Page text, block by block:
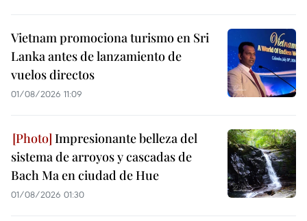
Vietnam promociona turismo en Sri
Lanka antes de lanzamiento de
vuelos directos
01/08/2026 11:09
Impresionante belleza del
sistema de arroyos y cascadas de
Bach Ma en ciudad de Hue
01/08/2026 01:30